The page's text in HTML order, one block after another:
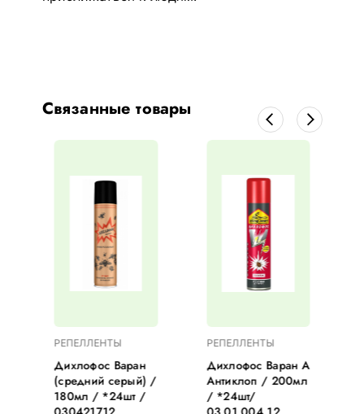
Связанные товары
РЕПЕЛЛЕНТЫ
Дихлофос Варан
(средний серый) /
180мл / *24шт /
РЕПЕЛЛЕНТЫ
Дихлофос Варан А
Антиклоп / 200мл
/ *24шт/